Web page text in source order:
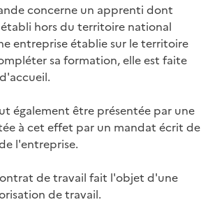
concerne un apprenti dont
hors du territoire national
entreprise établie sur le territoire
sa formation, elle est faite
également être présentée par une
à cet effet par un mandat écrit de
l'entreprise.
de travail fait l'objet d'une
de travail.